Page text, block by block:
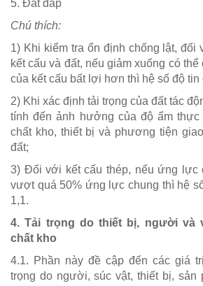
5. Đất đắp
Chú thích:
1) Khi kiểm tra ổn định chống lật,
kết cấu và đất, nếu giảm xuống có
của kết cấu bất lợi hơn thì hệ số độ tin
2) Khi xác định tải trọng của đất tác
tính đến ảnh hưởng của độ ẩm thực
chất kho, thiết bị và phương tiện
đất;
3) Đối với kết cấu thép, nếu ứng lực
vượt quá 50% ứng lực chung thì hệ
1,1.
4. Tải trọng do thiết bị, người và
chất kho
4.1. Phần này đề cập đến các giá
trọng do người, súc vật, thiết bị, sản